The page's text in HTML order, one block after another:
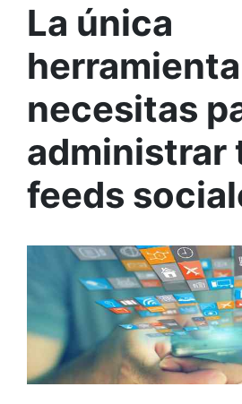
La única
necesitas
administrar
feeds